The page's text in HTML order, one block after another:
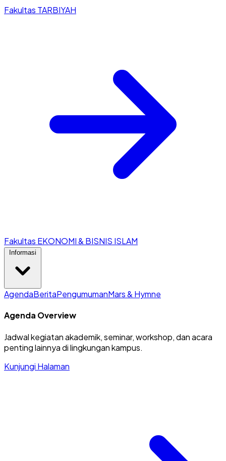
Fakultas TARBIYAH
Fakultas EKONOMI & BISNIS ISLAM
AgendaBeritaPengumumanMars & Hymne
Agenda Overview
Jadwal kegiatan akademik, seminar, workshop, dan acara
penting lainnya di lingkungan kampus.
Kunjungi Halaman